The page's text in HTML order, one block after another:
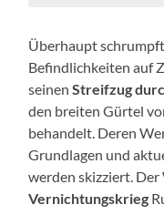
Überhaupt
Befindlichkeiten auf
seinenStreifzug
den breiten Gürtel
behandelt. Deren
Grundlagen und
werden skizziert.
Vernichtungskrieg